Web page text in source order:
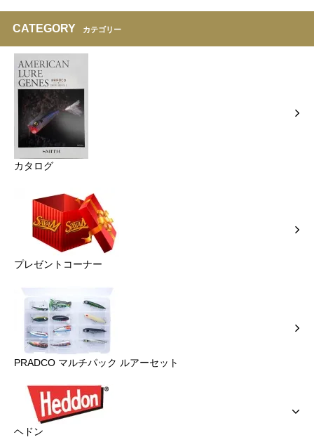
CATEGORY カテゴリー
カタログ
プレゼントコーナー
PRADCO マルチパック ルアーセット
ヘドン